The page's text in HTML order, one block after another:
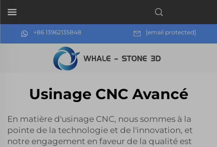
+86 13962135848 [email protected]
Usinage CNC Avancé
En matière d'usinage CNC, nous sommes à la
pointe de la technologie et de l'innovation, et
notre engagement en faveur de la qualité est